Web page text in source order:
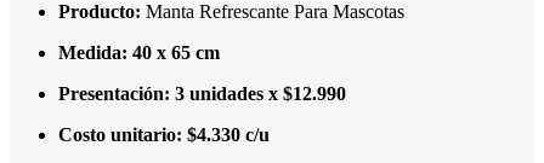
Producto: Manta Refrescante Para Mascotas
Medida: 40 x 65 cm
Presentación: 3 unidades x $12.990
Costo unitario: $4.330 c/u